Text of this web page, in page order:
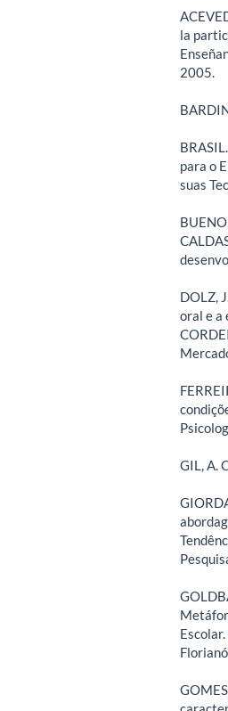
la
2005.
para o
suas
DOLZ,
oral e a
GIL, A.